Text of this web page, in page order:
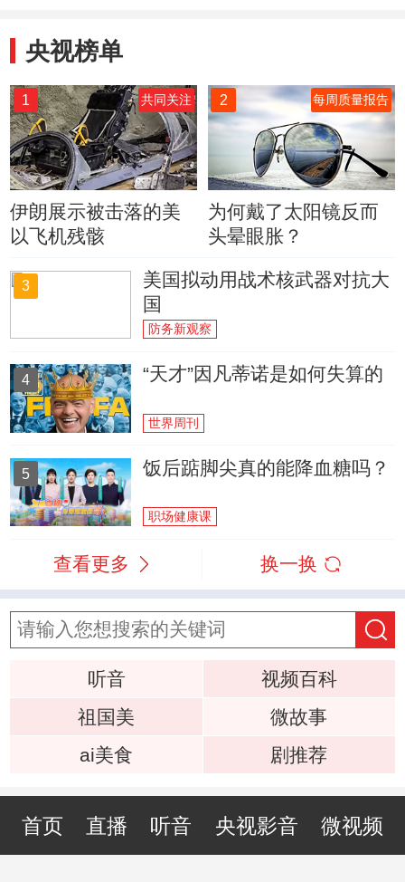
央视榜单
1 共同关注
伊朗展示被击落的美
以飞机残骸
2 每周质量报告
为何戴了太阳镜反而
头晕眼胀？
3
美国拟动用战术核武器对抗大
国
防务新观察
4 “天才”因凡蒂诺是如何失算的
世界周刊
5 饭后踮脚尖真的能降血糖吗？
职场健康课
查看更多 换一换
听音
视频百科
祖国美
微故事
ai美食
剧推荐
首页 直播 听音 央视影音 微视频